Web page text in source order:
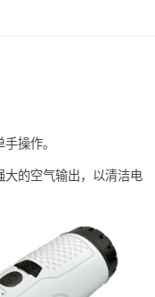
操作。
的空气输出，以清洁电